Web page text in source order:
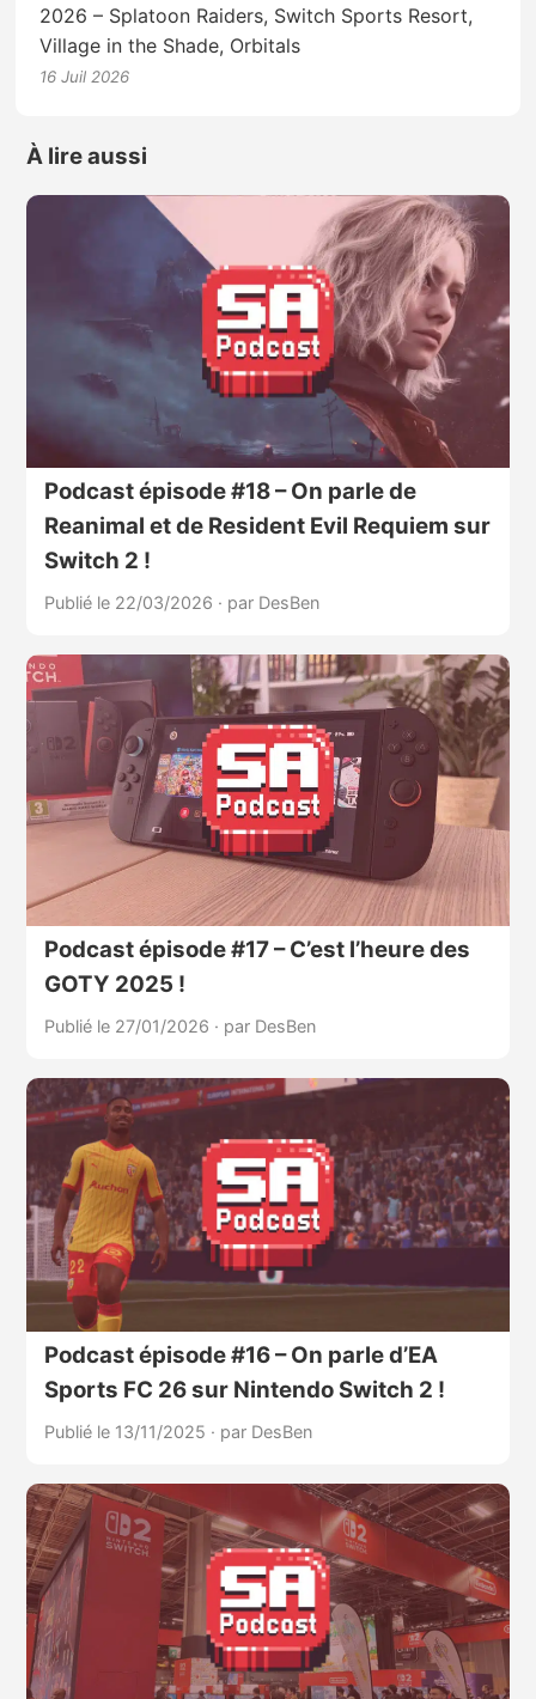
2026 – Splatoon Raiders, Switch Sports Resort,
Village in the Shade, Orbitals
16 Juil 2026
À lire aussi
Podcast épisode #18 – On parle de
Reanimal et de Resident Evil Requiem sur
Switch 2 !
Publié le 22/03/2026 · par DesBen
Podcast épisode #17 – C’est l’heure des
GOTY 2025 !
Publié le 27/01/2026 · par DesBen
Podcast épisode #16 – On parle d’EA
Sports FC 26 sur Nintendo Switch 2 !
Publié le 13/11/2025 · par DesBen